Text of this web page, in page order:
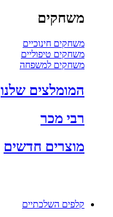
משחקים
משחקים חינוכיים
משחקים טיפוליים
משחקים למשפחה
המומלצים שלנו
רבי מכר
מוצרים חדשים
קלפים השלכתיים